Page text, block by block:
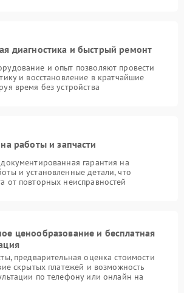
диагностика и быстрый ремонт
и опыт позволяют провести
и восстановление в кратчайшие
время без устройства
работы и запчасти
гарантия на
и установленные детали, что
от повторных неисправностей
ценообразование и бесплатная
предварительная оценка стоимости
скрытых платежей и возможность
по телефону или онлайн на